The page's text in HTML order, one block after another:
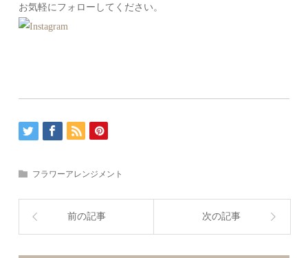
お気軽にフォローしてください。
フラワーアレンジメント
前の記事 次の記事